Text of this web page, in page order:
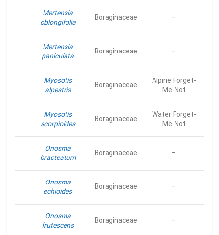
–
Boraginaceae
Mertensia
oblongifolia
–
Boraginaceae
Mertensia
paniculata
Alpine Forget-
Me-Not
Boraginaceae
Myosotis
alpestris
Water Forget-
Me-Not
Boraginaceae
Myosotis
scorpioides
–
Boraginaceae
Onosma
bracteatum
–
Boraginaceae
Onosma
echioides
–
Boraginaceae
Onosma
frutescens